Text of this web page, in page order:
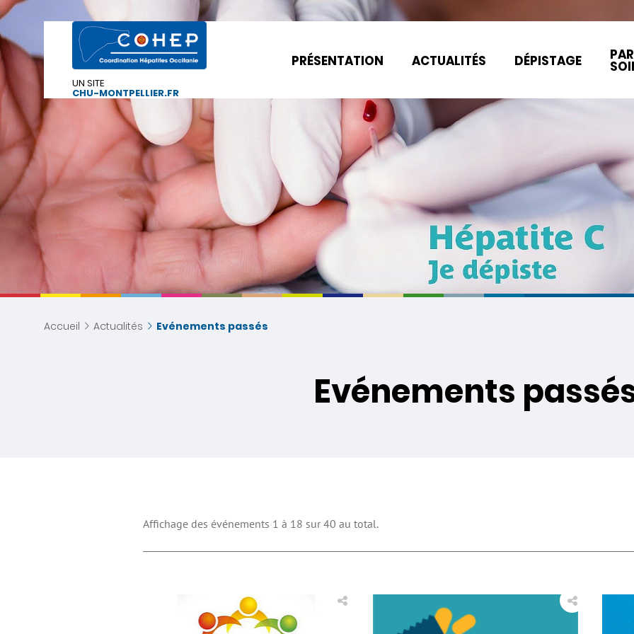
UN SITE
CHU-MONTPELLIER.FR
PRÉSENTATION ACTUALITÉS DÉPISTAGE
Accueil Actualités Evénements passés
Evénements
Affichage des événements 1 à 18 sur 40 au total.